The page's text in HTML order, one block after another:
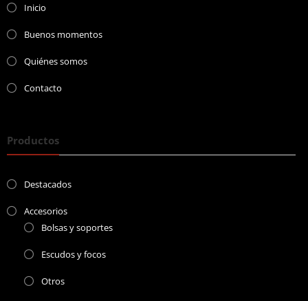
Inicio
Buenos momentos
Quiénes somos
Contacto
Productos
Destacados
Accesorios
Bolsas y soportes
Escudos y focos
Otros